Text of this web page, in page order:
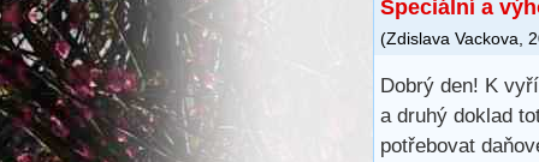
Speciální a
(Zdislava Vackova
Dobrý den! K
a druhý doklad
potřebovat